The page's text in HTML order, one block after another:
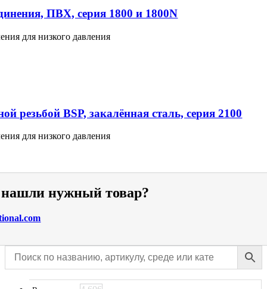
ПВХ, серия 1800 и 1800N
для низкого давления
резьбой BSP, закалённая сталь, серия 2100
для низкого давления
нужный товар?